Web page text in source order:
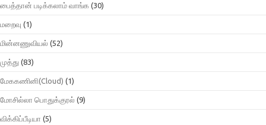
பைத்தான் படிக்கலாம் வாங்க (30)
மறைவு (1)
மின்னணுவியல் (52)
முத்து (83)
மேககணினி(Cloud) (1)
மோசில்லா பொதுக்குரல் (9)
விக்கிப்பீடியா (5)